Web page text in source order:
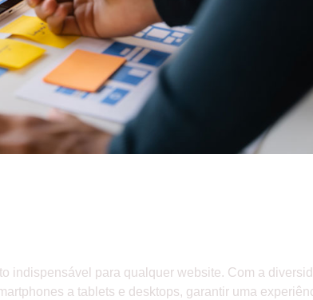
indispensável para qualquer website. Com a
a tablets e desktops, garantir uma